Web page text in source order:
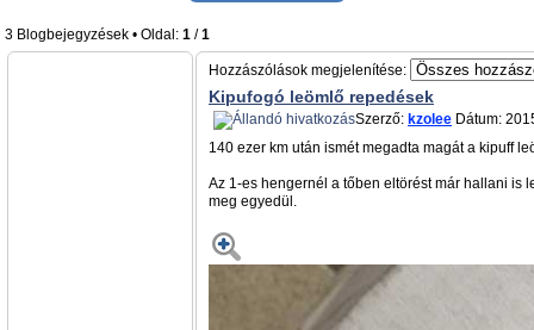
3 Blogbejegyzések • Oldal: 1 /1
Hozzászólások megjelenítése:
Kipufogó leömlő repedések
Szerző: kzolee Dátum:
140 ezer km után ismét megadta magát a kipuff
Az 1-es hengernél a tőben eltörést már hallani is
meg egyedül.